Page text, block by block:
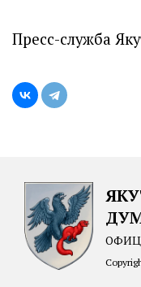
Пресс-служба